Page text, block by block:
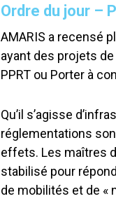
Ordre du jour –
AMARIS a recensé
ayant des projets
PPRT ou Porter à
Qu’il s’agisse
réglementations
effets. Les maîtres
stabilisé pour
de mobilités et de «